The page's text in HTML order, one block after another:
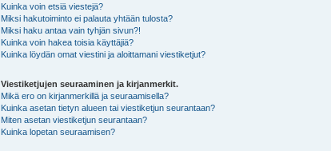
Kuinka voin etsiä viestejä?
Miksi hakutoiminto ei palauta yhtään tulosta?
Miksi haku antaa vain tyhjän sivun?!
Kuinka voin hakea toisia käyttäjiä?
Kuinka löydän omat viestini ja aloittamani viestiketjut?
Viestiketjujen seuraaminen ja kirjanmerkit.
Mikä ero on kirjanmerkillä ja seuraamisella?
Kuinka asetan tietyn alueen tai viestiketjun seurantaan?
Miten asetan viestiketjun seurantaan?
Kuinka lopetan seuraamisen?